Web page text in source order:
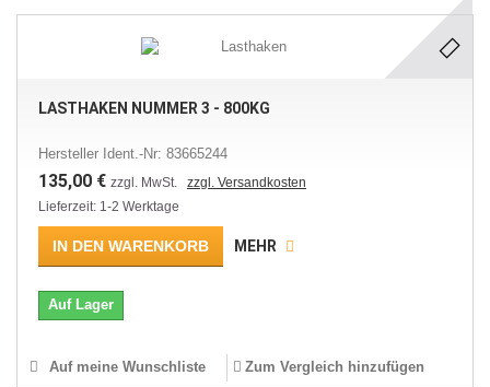
LASTHAKEN NUMMER 3 - 800KG
Hersteller Ident.-Nr: 83665244
135,00 € zzgl. MwSt.
zzgl. Versandkosten
Lieferzeit: 1-2 Werktage
IN DEN WARENKORB MEHR
Auf Lager
Auf meine Wunschliste Zum Vergleich hinzufügen